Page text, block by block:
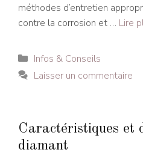
méthodes d’entretien
contre la corrosion et … Lire
Catégories
Infos & Conseils
Laisser un commentaire
Caractéristiques et
diamant